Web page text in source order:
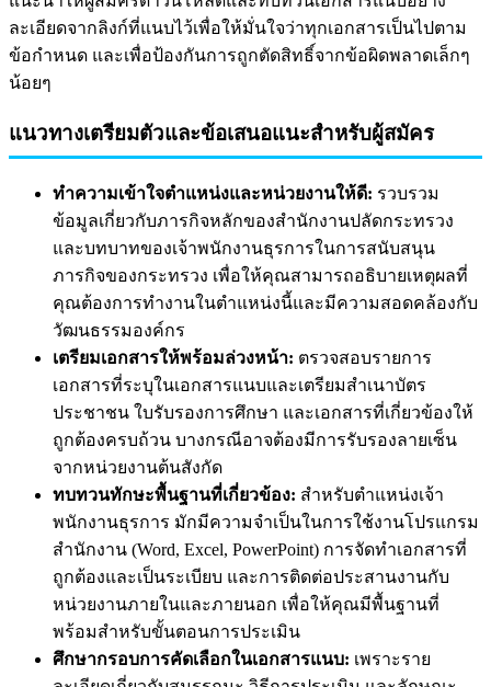
ละเอียดจากลิงก์ที่แนบไว้เพื่อให้มั่นใจว่าทุกเอกสารเป็นไปตาม
ข้อกำหนด และเพื่อป้องกันการถูกตัดสิทธิ์จากข้อผิดพลาดเล็กๆ
น้อยๆ
แนวทางเตรียมตัวและข้อเสนอแนะสำหรับผู้สมัคร
ทำความเข้าใจตำแหน่งและหน่วยงานให้ดี: รวบรวม
ข้อมูลเกี่ยวกับภารกิจหลักของสำนักงานปลัดกระทรวง
และบทบาทของเจ้าพนักงานธุรการในการสนับสนุน
ภารกิจของกระทรวง เพื่อให้คุณสามารถอธิบายเหตุผลที่
คุณต้องการทำงานในตำแหน่งนี้และมีความสอดคล้องกับ
วัฒนธรรมองค์กร
เตรียมเอกสารให้พร้อมล่วงหน้า: ตรวจสอบรายการ
เอกสารที่ระบุในเอกสารแนบและเตรียมสำเนาบัตร
ประชาชน ใบรับรองการศึกษา และเอกสารที่เกี่ยวข้องให้
ถูกต้องครบถ้วน บางกรณีอาจต้องมีการรับรองลายเซ็น
จากหน่วยงานต้นสังกัด
ทบทวนทักษะพื้นฐานที่เกี่ยวข้อง: สำหรับตำแหน่งเจ้า
พนักงานธุรการ มักมีความจำเป็นในการใช้งานโปรแกรม
สำนักงาน (Word, Excel, PowerPoint) การจัดทำเอกสารที่
ถูกต้องและเป็นระเบียบ และการติดต่อประสานงานกับ
หน่วยงานภายในและภายนอก เพื่อให้คุณมีพื้นฐานที่
พร้อมสำหรับขั้นตอนการประเมิน
ศึกษากรอบการคัดเลือกในเอกสารแนบ: เพราะราย